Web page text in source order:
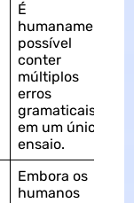
É
humanamente
possível
conter
múltiplos
erros
gramaticais
em um único
ensaio.
Embora os
humanos